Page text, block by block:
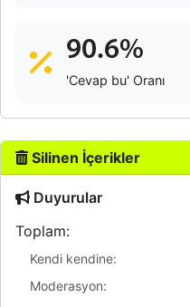
90.6%
'Cevap bu' Oranı
Silinen İçerikler
Duyurular
Toplam:
Kendi kendine:
Moderasyon: